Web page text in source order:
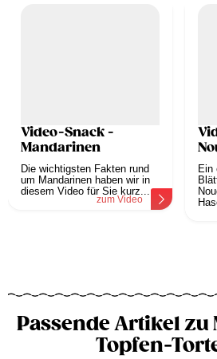
Video-Snack -
Mandarinen
Die wichtigsten Fakten rund
um Mandarinen haben wir in
diesem Video für Sie kurz...
zum Video
Ein
Passende Artikel
Topfen-